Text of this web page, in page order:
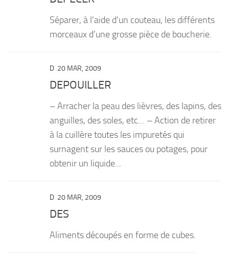
Séparer, à l’aide d’un couteau, les différents
morceaux d’une grosse pièce de boucherie.
D 20 MAR, 2009
DEPOUILLER
– Arracher la peau des lièvres, des lapins, des
anguilles, des soles, etc… – Action de retirer
à la cuillère toutes les impuretés qui
surnagent sur les sauces ou potages, pour
obtenir un liquide...
D 20 MAR, 2009
DES
Aliments découpés en forme de cubes.